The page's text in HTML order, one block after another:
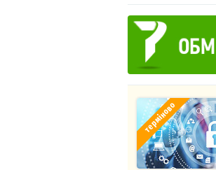
терміново